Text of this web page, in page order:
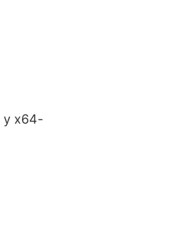
y x64-